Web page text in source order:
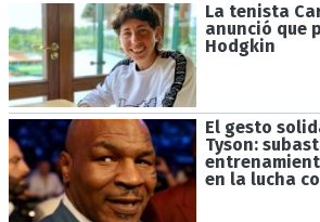
La tenista
anunció que
Hodgkin
El gesto
Tyson:
en la lucha